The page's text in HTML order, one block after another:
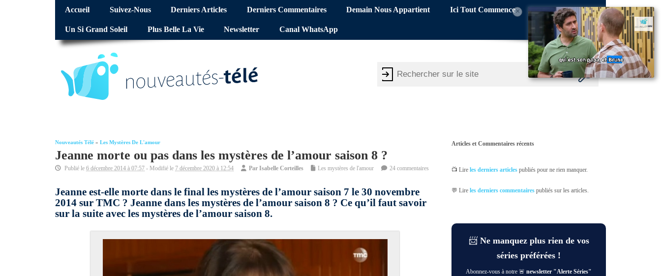
Accueil Suivez-Nous Derniers Articles Derniers Commentaires Demain Nous Appartient Ici Tout Commence
Un Si Grand Soleil Plus Belle La Vie Newsletter Canal WhatsApp
Nouveautés Télé » Les Mystères De L'amour
Jeanne morte ou pas dans les mystères de l’amour saison 8 ?
Publié le 6 décembre 2014 à 07:57 - Modifié le 7 décembre 2020 à 12:54 Par Isabelle Corteilles Les mystères de l'amour 24 commentaires
Jeanne est-elle morte dans le final les mystères de l’amour saison 7 le 30 novembre
2014 sur TMC ? Jeanne dans les mystères de l’amour saison 8 ? Ce qu’il faut savoir
sur la suite avec les mystères de l’amour saison 8.
×
Articles et Commentaires récents
📺 Lireles derniers articles publiés pour ne rien manquer.
💬 Lireles derniers commentaires publiés sur les articles.
📨 Ne manquez plus rien de vos
séries préférées !
Abonnez-vous à notre 🚨newsletter "Alerte Séries"